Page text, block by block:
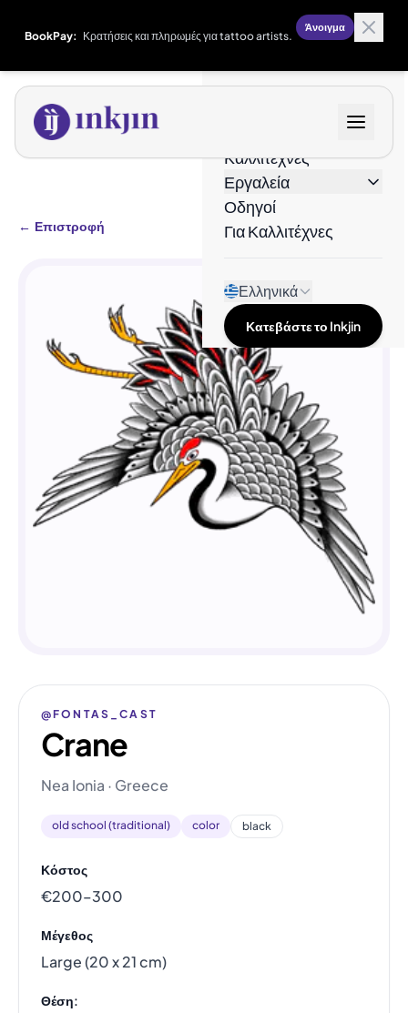
BookPay: Κρατήσεις και πληρωμές για tattoo artists.
Άνοιγμα
Καλλιτέχνες
Εργαλεία
Οδηγοί
Για Καλλιτέχνες
Ελληνικά
Κατεβάστε το Inkjin
← Επιστροφή
@FONTAS_CAST
Crane
Nea Ionia · Greece
old school (traditional) color black
Κόστος
€200–300
Μέγεθος
Large (20 x 21 cm)
Θέση: